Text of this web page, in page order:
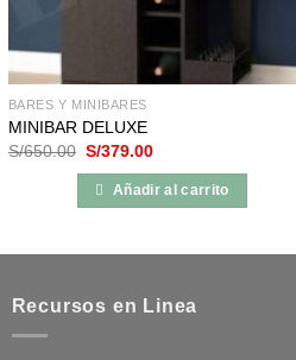
BARES Y MINIBARES
MINIBAR DELUXE
S/650.00 El
original
era:
S/379.00El
actual
es:
Añadir al carrito
Recursos en Linea